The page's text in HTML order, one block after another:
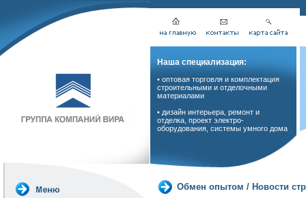
Наша специализация:
• оптовая торговля и комплектация
строительными и отделочными
материалами
• дизайн интерьера, ремонт и
отделка, проект электро-
оборудования, системы умного дома
Обмен опытом / Новости